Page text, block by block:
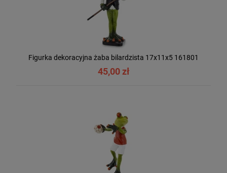
Figurka dekoracyjna żaba bilardzista 17x11x5 161801
45,00 zł